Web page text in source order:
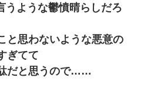
うような鬱憤晴らしだろ
と思わないような悪意の
ぎてて
だと思うので……